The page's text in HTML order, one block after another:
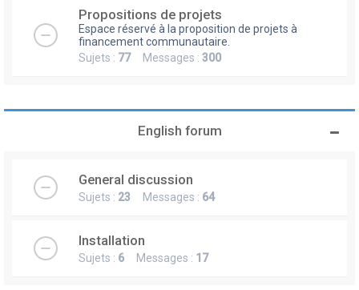
Propositions de projets
Espace réservé à la proposition de projets à
financement communautaire.
Sujets : 77Messages : 300
English forum
General discussion
Sujets : 23 Messages : 64
Installation
Sujets : 6 Messages : 17